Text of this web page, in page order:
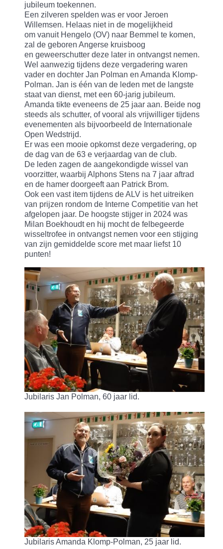
jubileum toekennen.
Een zilveren spelden was er voor Jeroen
Willemsen. Helaas niet in de mogelijkheid
om vanuit Hengelo (OV) naar Bemmel te komen,
zal de geboren Angerse kruisboog
en geweerschutter deze later in ontvangst nemen.
Wel aanwezig tijdens deze vergadering waren
vader en dochter Jan Polman en Amanda Klomp-
Polman. Jan is één van de leden met de langste
staat van dienst, met een 60-jarig jubileum.
Amanda tikte eveneens de 25 jaar aan. Beide nog
steeds als schutter, of vooral als vrijwilliger tijdens
evenementen als bijvoorbeeld de Internationale
Open Wedstrijd.
Er was een mooie opkomst deze vergadering, op
de dag van de 63 e verjaardag van de club.
De leden zagen de aangekondigde wissel van
voorzitter, waarbij Alphons Stens na 7 jaar aftrad
en de hamer doorgeeft aan Patrick Brom.
Ook een vast item tijdens de ALV is het uitreiken
van prijzen rondom de Interne Competitie van het
afgelopen jaar. De hoogste stijger in 2024 was
Milan Boekhoudt en hij mocht de felbegeerde
wisseltrofee in ontvangst nemen voor een stijging
van zijn gemiddelde score met maar liefst 10
punten!
Jubilaris Jan Polman, 60 jaar lid.
Jubilaris Amanda Klomp-Polman, 25 jaar lid.